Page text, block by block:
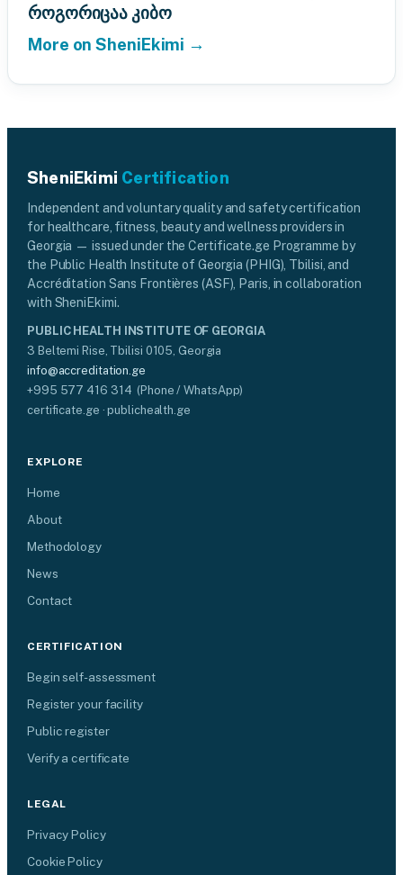
როგორიცაა კიბო
More on SheniEkimi →
SheniEkimi Certification
Independent and voluntary quality and safety certification
for healthcare, fitness, beauty and wellness providers in
Georgia — issued under the Certificate.ge Programme by
the Public Health Institute of Georgia (PHIG), Tbilisi, and
Accréditation Sans Frontières (ASF), Paris, in collaboration
with SheniEkimi.
PUBLIC HEALTH INSTITUTE OF GEORGIA
3 Beltemi Rise, Tbilisi 0105, Georgia
info@accreditation.ge
+995 577 416 314 (Phone / WhatsApp)
certificate.ge · publichealth.ge
EXPLORE
Home
About
Methodology
News
Contact
CERTIFICATION
Begin self-assessment
Register your facility
Public register
Verify a certificate
LEGAL
Privacy Policy
Cookie Policy